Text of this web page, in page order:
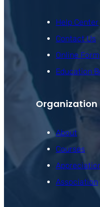
Help Center
Contact Us
Online Form
Education
Organization
About
Courses
Association